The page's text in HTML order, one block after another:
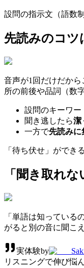
設問の指示文（語数
先読みのコツ
音声が1回だけだから
所の前後や品詞（数
設問のキーワー
聞き逃したら潔
一方で先読みに
「待ち伏せ」ができ
「聞き取れ
「単語は知ってい
がると別の音に聞こ
実体験by
リスニングで伸び悩